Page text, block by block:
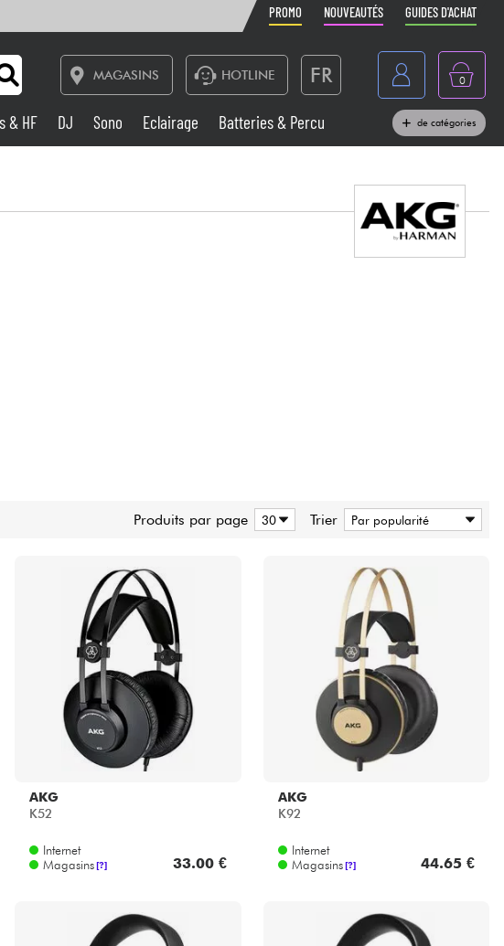
PROMO NOUVEAUTÉS GUIDES D'ACHAT
MAGASINS HOTLINE FR
Belgique
België
0
Casques
& HF DJ Sono Eclairage
Batteries & Percu
de catégories
Produits par page Trier
AKG
K52
Internet
Magasins[?] 33.00 €
AKG
K92
Internet
Magasins [?] 44.65 €